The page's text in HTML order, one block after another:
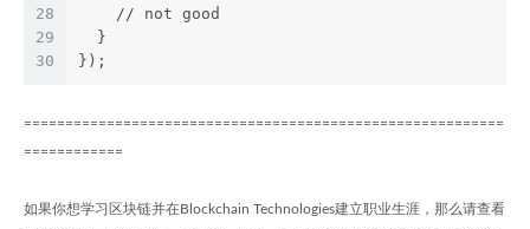
28
29
30
    // not good
  }
});
==========================================================
============
如果你想学习区块链并在Blockchain Technologies建立职业生涯，那么请查看